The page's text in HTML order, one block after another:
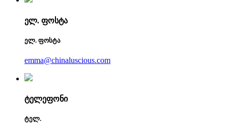
ელ. ფოსტა
ელ. ფოსტა
emma@chinaluscious.com
ტელეფონი
ტელ.